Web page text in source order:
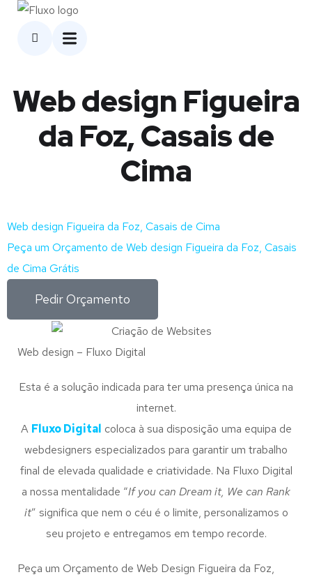
Web design Figueira
da Foz, Casais de
Cima
Web design Figueira da Foz, Casais de Cima
Peça um Orçamento de Web design Figueira da Foz, Casais
de Cima Grátis
Pedir Orçamento
Web design – Fluxo Digital
Esta é a solução indicada para ter uma presença única na
internet.
A Fluxo Digital coloca à sua disposição uma equipa de
webdesigners especializados para garantir um trabalho
final de elevada qualidade e criatividade. Na Fluxo Digital
a nossa mentalidade “If you can Dream it, We can Rank
it” significa que nem o céu é o limite, personalizamos o
seu projeto e entregamos em tempo recorde.
Peça um Orçamento de Web Design Figueira da Foz,